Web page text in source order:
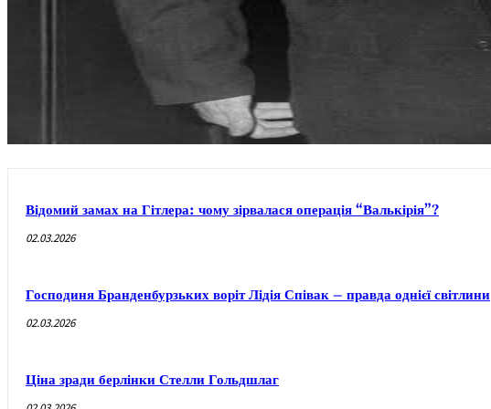
Відомий замах на Гітлера: чому зірвалася операція “Валькірія”?
02.03.2026
Господиня Бранденбурзьких воріт Лідія Співак – правда однієї світлини
02.03.2026
Ціна зради берлінки Стелли Гольдшлаг